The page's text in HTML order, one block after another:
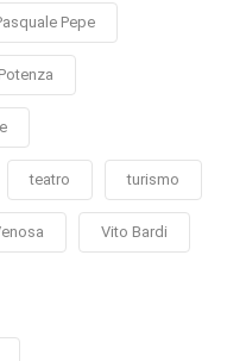
Pepe
Potenza
teatro turismo
Vito Bardi